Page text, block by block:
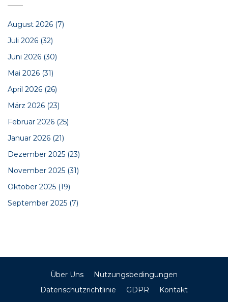
August 2026 (7)
Juli 2026 (32)
Juni 2026 (30)
Mai 2026 (31)
April 2026 (26)
März 2026 (23)
Februar 2026 (25)
Januar 2026 (21)
Dezember 2025 (23)
November 2025 (31)
Oktober 2025 (19)
September 2025 (7)
Über Uns
Nutzungsbedingungen
Datenschutzrichtlinie
GDPR Kontakt